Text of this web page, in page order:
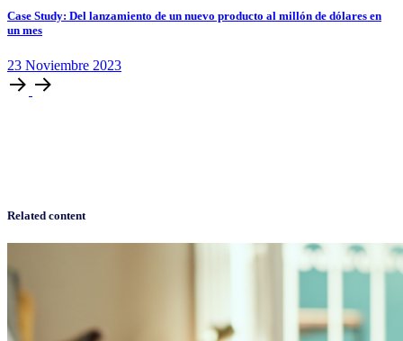
Case Study: Del lanzamiento de un nuevo producto al millón de dólares en
un mes
23 Noviembre 2023
Related content